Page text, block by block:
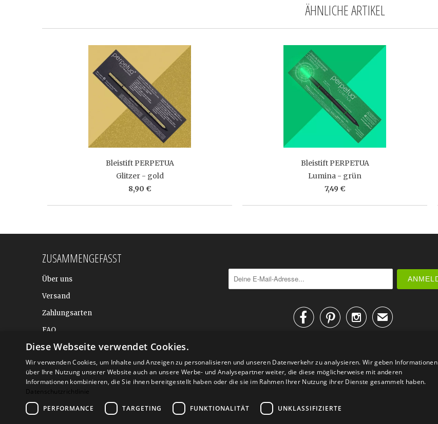
ÄHNLICHE ARTIKEL
Bleistift PERPETUA
Glitzer - gold
8,90 €
Bleistift PERPETUA
Lumina - grün
7,49 €
ZUSAMMENGEFASST
Über uns
Versand
Zahlungsarten
FAQ
BALTIC DESIGN SHOP
✉
© 2026
Diese Webseite verwendet Cookies.
Wir verwenden Cookies, um Inhalte und Anzeigen zu personalisieren und unseren Datenverkehr zu analysieren. Wir geben Informationen
über Ihre Nutzung unserer Website auch an unsere Werbe- und Analysepartner weiter, die diese möglicherweise mit anderen
Informationen kombinieren, die Sie ihnen bereitgestellt haben oder die sie im Rahmen Ihrer Nutzung ihrer Dienste gesammelt haben.
Datenschutzrichtlinie
PERFORMANCE
TARGETING FUNKTIONALITÄT UNKLASSIFIZIERTE